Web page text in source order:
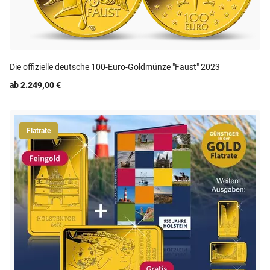
Die offizielle deutsche 100-Euro-Goldmünze "Faust" 2023
ab 2.249,00 €
Flatrate